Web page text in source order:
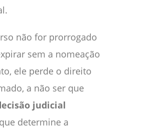
não for prorrogado
sem a nomeação
ele perde o direito
a não ser que
judicial
que determine a